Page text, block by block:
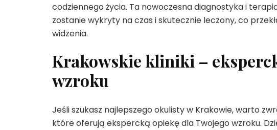
codziennego życia. Ta nowoczesna diagnostyka i
zostanie wykryty na czas i skutecznie leczony, co
widzenia.
Krakowskie kliniki –
wzroku
Jeśli szukasz najlepszego okulisty w Krakowie, warto
które oferują ekspercką opiekę dla Twojego wzroku.